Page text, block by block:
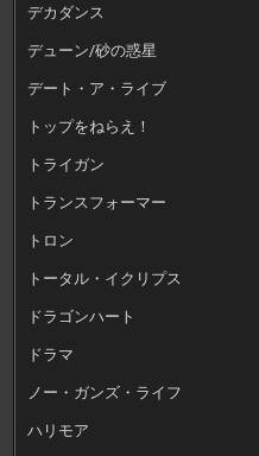
デカダンス
デューン/砂の惑星
デート・ア・ライブ
トップをねらえ！
トライガン
トランスフォーマー
トロン
トータル・イクリプス
ドラゴンハート
ドラマ
ノー・ガンズ・ライフ
ハリモア